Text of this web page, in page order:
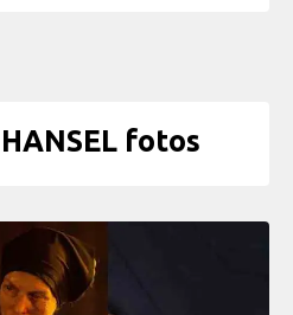
HANSEL fotos